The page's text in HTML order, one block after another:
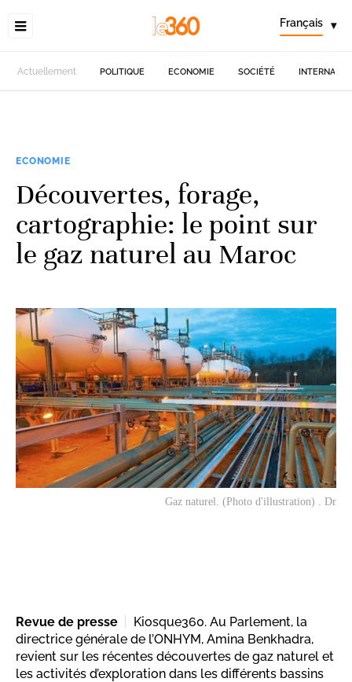
Français ▾
Actuellement POLITIQUE ECONOMIE SOCIÉTÉ
ECONOMIE
Découvertes, forage,
cartographie: le point sur
le gaz naturel au Maroc
Gaz naturel. (Photo d'illustration) . Dr
Revue de presse
Kiosque360. Au Parlement, la
directrice générale de l’ONHYM, Amina Benkhadra,
revient sur les récentes découvertes de gaz naturel et
les activités d’exploration dans les différents bassins